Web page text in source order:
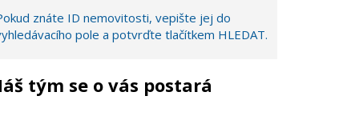
znáte ID nemovitosti, vepište jej do
pole a potvrďte tlačítkem HLEDAT.
tým se o vás postará